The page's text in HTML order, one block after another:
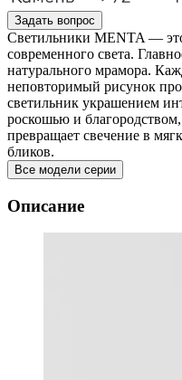
Задать вопрос
Светильники MENTA —
современного света.
натурального мрамора.
неповторимый рисунок
светильник украшением
роскошью и
превращает свечение в
бликов.
Все модели серии
Описание